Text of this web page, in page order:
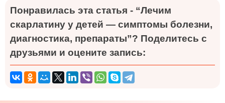
Понравилась эта статья - “Лечим
скарлатину у детей — симптомы болезни,
диагностика, препараты”? Поделитесь с
друзьями и оцените запись: